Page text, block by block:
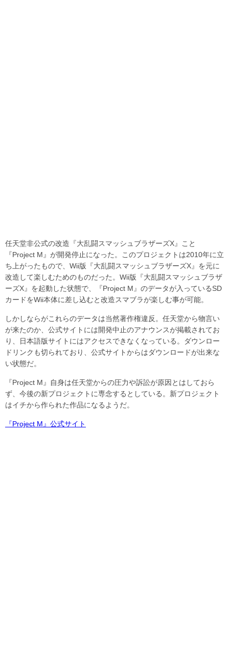
任天堂非公式の改造『大乱闘スマッシュブラザーズX』こと
『Project M』が開発停止になった。このプロジェクトは2010年に立
ち上がったもので、Wii版『大乱闘スマッシュブラザーズX』を元に
改造して楽しむためのものだった。Wii版『大乱闘スマッシュブラザ
ーズX』を起動した状態で、『Project M』のデータが入っているSD
カードをWii本体に差し込むと改造スマブラが楽しむ事が可能。
しかしならがこれらのデータは当然著作権違反。任天堂から物言い
が来たのか、公式サイトには開発中止のアナウンスが掲載されてお
り、日本語版サイトにはアクセスできなくなっている。ダウンロー
ドリンクも切られており、公式サイトからはダウンロードが出来な
い状態だ。
『Project M』自身は任天堂からの圧力や訴訟が原因とはしておら
ず、今後の新プロジェクトに専念するとしている。新プロジェクト
はイチから作られた作品になるようだ。
『Project M』公式サイト